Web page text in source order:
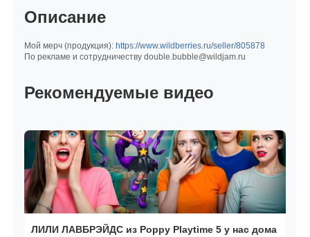
Описание
Мой мерч (продукция): https://www.wildberries.ru/seller/805878
По рекламе и сотрудничеству double.bubble@wildjam.ru
Рекомендуемые видео
ЛИЛИ ЛАВБРЭЙДС из Poppy Playtime 5 у нас дома